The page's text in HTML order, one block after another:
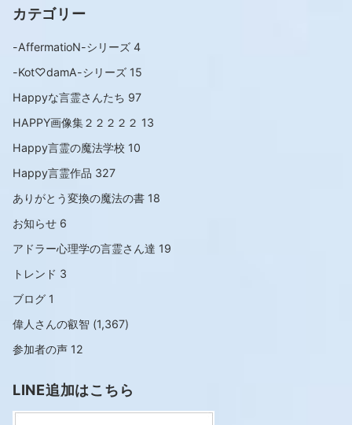
カテゴリー
-AffermatioN-シリーズ 4
-Kot♡damA-シリーズ 15
Happyな言霊さんたち 97
HAPPY画像集２２２２２ 13
Happy言霊の魔法学校 10
Happy言霊作品 327
ありがとう変換の魔法の書 18
お知らせ 6
アドラー心理学の言霊さん達 19
トレンド 3
ブログ 1
偉人さんの叡智 (1,367)
参加者の声 12
LINE追加はこちら